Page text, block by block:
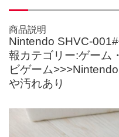
商品説明
Nintendo SHVC-
報カテゴリー:ゲーム
ビゲーム
や汚れあり